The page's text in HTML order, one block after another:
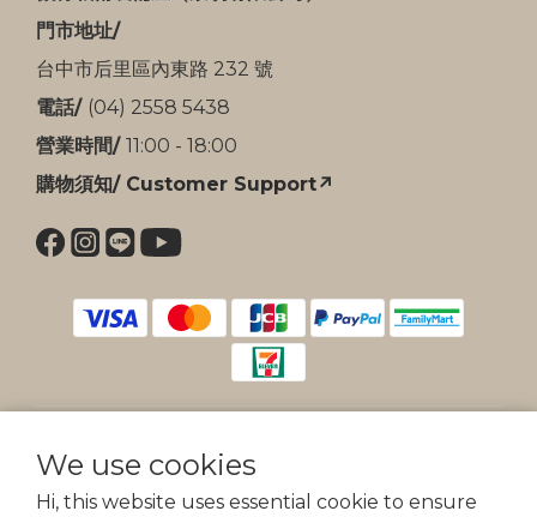
We use cookies
Hi, this website uses essential cookie to ensure
門市地址/
台中市后里區內東路 232 號
電話/ (04) 2558 5438
營業時間/ 11:00 - 18:00
購物須知/ Customer Support↗
$ TWD